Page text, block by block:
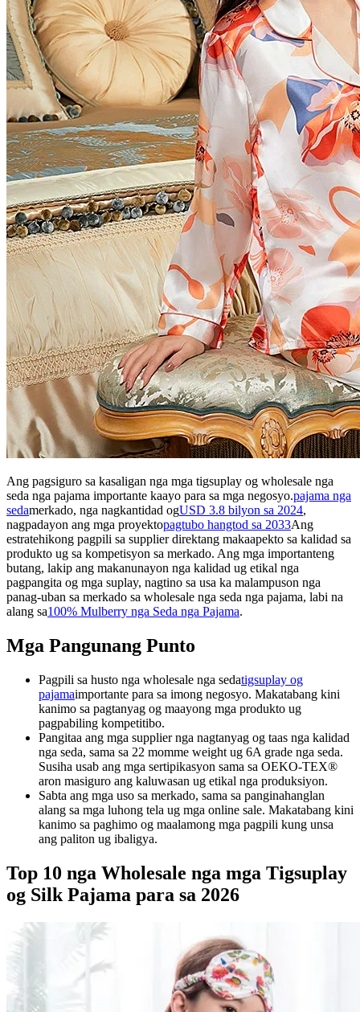
Ang pagsiguro sa kasaligan nga mga tigsuplay og wholesale nga
seda nga pajama importante kaayo para sa mga negosyo.pajama nga
sedamerkado, nga nagkantidad ogUSD 3.8 bilyon sa 2024,
nagpadayon ang mga proyektopagtubo hangtod sa 2033Ang
estratehikong pagpili sa supplier direktang makaapekto sa kalidad sa
produkto ug sa kompetisyon sa merkado. Ang mga importanteng
butang, lakip ang makanunayon nga kalidad ug etikal nga
pagpangita og mga suplay, nagtino sa usa ka malampuson nga
panag-uban sa merkado sa wholesale nga seda nga pajama, labi na
alang sa100% Mulberry nga Seda nga Pajama.
Mga Pangunang Punto
Pagpili sa husto nga wholesale nga sedatigsuplay og
pajamaimportante para sa imong negosyo. Makatabang kini
kanimo sa pagtanyag og maayong mga produkto ug
pagpabiling kompetitibo.
Pangitaa ang mga supplier nga nagtanyag og taas nga kalidad
nga seda, sama sa 22 momme weight ug 6A grade nga seda.
Susiha usab ang mga sertipikasyon sama sa OEKO-TEX®
aron masiguro ang kaluwasan ug etikal nga produksiyon.
Sabta ang mga uso sa merkado, sama sa panginahanglan
alang sa mga luhong tela ug mga online sale. Makatabang kini
kanimo sa paghimo og maalamong mga pagpili kung unsa
ang paliton ug ibaligya.
Top 10 nga Wholesale nga mga Tigsuplay
og Silk Pajama para sa 2026